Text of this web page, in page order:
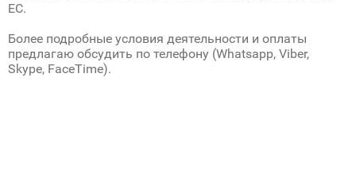
ЕС.
Более подробные условия деятельности и оплаты
предлагаю обсудить по телефону (Whatsapp, Viber,
Skype, FaceTime).